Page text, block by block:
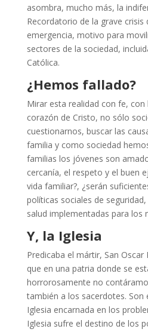
asombra, mucho más, la
Recordatorio de la grave crisis
emergencia, motivo para
sectores de la sociedad,
Católica.
¿Hemos fallado?
Mirar esta realidad con fe,
corazón de Cristo, no sólo
cuestionarnos, buscar las
familia y como sociedad
familias los jóvenes son
cercanía, el respeto y el buen
vida familiar?, ¿serán
políticas sociales de
salud implementadas para los
Y, la Iglesia
Predicaba el mártir, San Oscar
que en una patria donde se
horrorosamente no
también a los sacerdotes.
Iglesia encarnada en los
Iglesia sufre el destino de los